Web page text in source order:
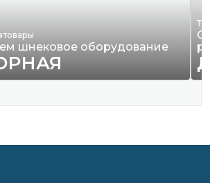
шнековое оборудование